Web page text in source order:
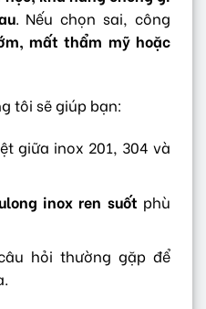
. Nếu chọn sai, công
mất thẩm mỹ hoặc
tôi sẽ giúp bạn:
giữa inox 201, 304 và
inox ren suốt phù
hỏi thường gặp để